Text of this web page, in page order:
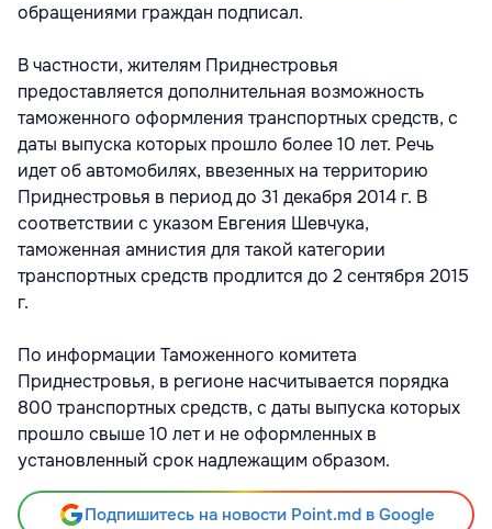
обращениями граждан подписал.
В частности, жителям Приднестровья
предоставляется дополнительная возможность
таможенного оформления транспортных средств, с
даты выпуска которых прошло более 10 лет. Речь
идет об автомобилях, ввезенных на территорию
Приднестровья в период до 31 декабря 2014 г. В
соответствии с указом Евгения Шевчука,
таможенная амнистия для такой категории
транспортных средств продлится до 2 сентября 2015
г.
По информации Таможенного комитета
Приднестровья, в регионе насчитывается порядка
800 транспортных средств, с даты выпуска которых
прошло свыше 10 лет и не оформленных в
установленный срок надлежащим образом.
Подпишитесь на новости Point.md в Google